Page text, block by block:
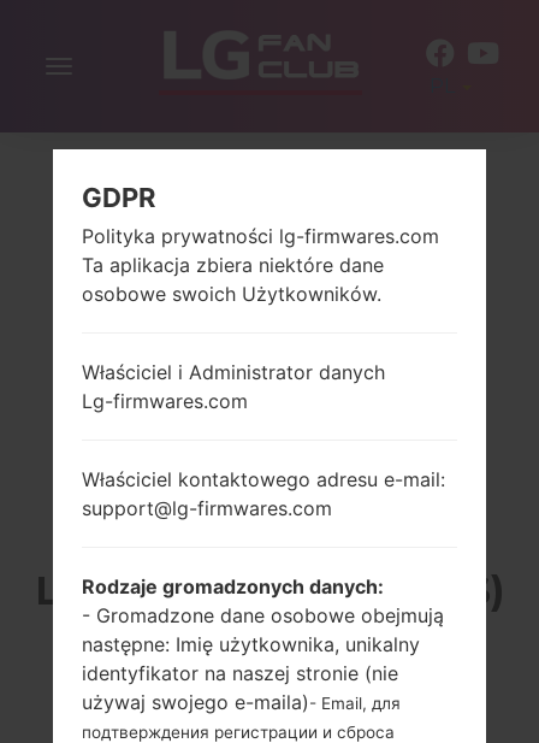
Włącz
LG K200DS (LGK200DS)
Z SERII LG X STYLE
DUAL
GDPR
Polityka prywatności lg-firmwares.com
Ta aplikacja zbiera niektóre dane
osobowe swoich Użytkowników.
Właściciel i Administrator danych
Lg-firmwares.com
Właściciel kontaktowego adresu e-mail:
support@lg-firmwares.com
Rodzaje gromadzonych danych:
- Gromadzone dane osobowe obejmują
następne: Imię użytkownika, unikalny
identyfikator na naszej stronie (nie
używaj swojego e-maila)- Email, для
подтверждения регистрации и сброса